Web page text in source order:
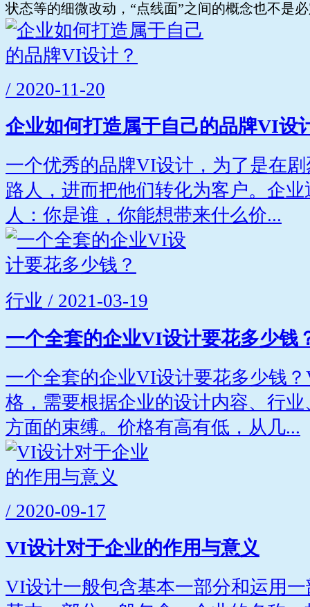
状态等的细微改动，“点线面”之间的概念也不是
/ 2020-11-20
企业如何打造属于自己的品牌VI设
一个优秀的品牌VI设计，为了是在
路人，进而把他们转化为客户。企
人：你是谁，你能想带来什么价...
行业 / 2021-03-19
一个全套的企业VI设计要花多少钱
一个全套的企业VI设计要花多少钱
格，需要根据企业的设计内容、行
方面的束缚。价格有高有低，从几...
/ 2020-09-17
VI设计对于企业的作用与意义
VI设计一般包含基本一部分和运用